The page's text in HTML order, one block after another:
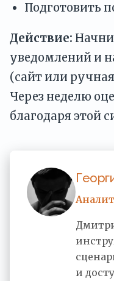
Подготовить
Действие:
уведомлений и
(сайт или
Через неделю
благодаря этой
и